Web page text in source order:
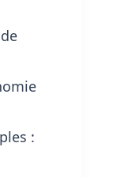
: